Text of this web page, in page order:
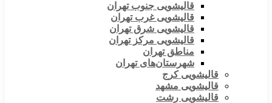
قالیشویی جنوب تهران
قالیشویی غرب تهران
قالیشویی شرق تهران
قالیشویی مرکز تهران
مناطق تهران
شهرستان‌های تهران
قالیشویی کرج
قالیشویی مشهد
قالیشویی رشت